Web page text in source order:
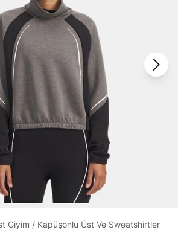
Armour'da yeni misiniz? Kayıt Ol
Üye Olmadan Devam Et
Giyim / Kapüşonlu Üst Ve Sweatshirtler
Parolayı Yenile
Giriş Sayfasına Dön
Zaten hesabın var mı? Giriş yap
ödeme. Hızlı sipariş takibi.
Kolay iade ve değişim.